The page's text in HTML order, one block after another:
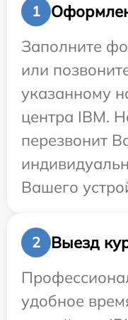
1
Заполните
или
указанному
центра IBM.
перезвонит
Вашего
2
Выезд
удобное